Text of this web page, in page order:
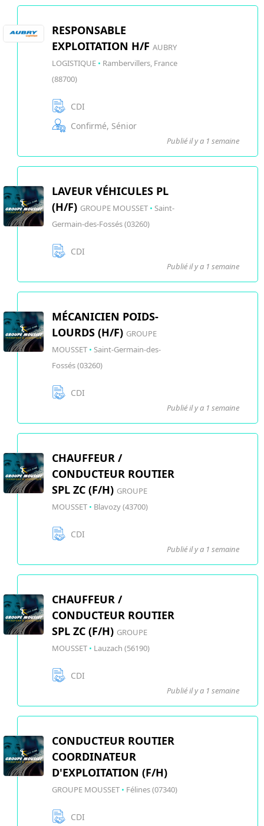
RESPONSABLE
EXPLOITATION H/F AUBRY
LOGISTIQUE • Rambervillers, France
(88700)
CDI
Confirmé, Sénior
Publié il y a 1 semaine
LAVEUR VÉHICULES PL
(H/F) GROUPE MOUSSET • Saint-
Germain-des-Fossés (03260)
CDI
Publié il y a 1 semaine
MÉCANICIEN POIDS-
LOURDS (H/F) GROUPE
MOUSSET • Saint-Germain-des-
Fossés (03260)
CDI
Publié il y a 1 semaine
CHAUFFEUR /
CONDUCTEUR ROUTIER
SPL ZC (F/H) GROUPE
MOUSSET • Blavozy (43700)
CDI
Publié il y a 1 semaine
CHAUFFEUR /
CONDUCTEUR ROUTIER
SPL ZC (F/H) GROUPE
MOUSSET • Lauzach (56190)
CDI
Publié il y a 1 semaine
CONDUCTEUR ROUTIER
COORDINATEUR
D'EXPLOITATION (F/H)
GROUPE MOUSSET • Félines (07340)
CDI